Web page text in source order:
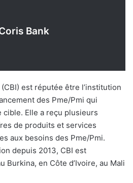
Bank
est réputée être l’institution
des Pme/Pmi qui
Elle a reçu plusieurs
de produits et services
aux besoins des Pme/Pmi.
depuis 2013, CBI est
Burkina, en Côte d’Ivoire, au Mali